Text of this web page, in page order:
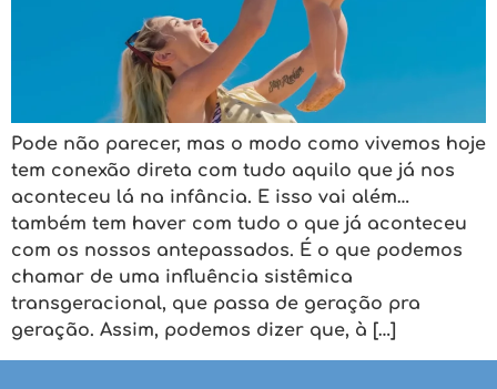
Pode não parecer, mas o modo como vivemos hoje
tem conexão direta com tudo aquilo que já nos
aconteceu lá na infância. E isso vai além…
também tem haver com tudo o que já aconteceu
com os nossos antepassados. É o que podemos
chamar de uma influência sistêmica
transgeracional, que passa de geração pra
geração. Assim, podemos dizer que, à […]